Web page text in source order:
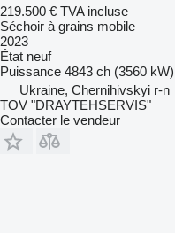
219.500 € TVA incluse
Séchoir à grains mobile
2023
État neuf
Puissance 4843 ch (3560 kW)
Ukraine, Chernihivskyi r-n
TOV "DRAYTEHSERVIS"
Contacter le vendeur